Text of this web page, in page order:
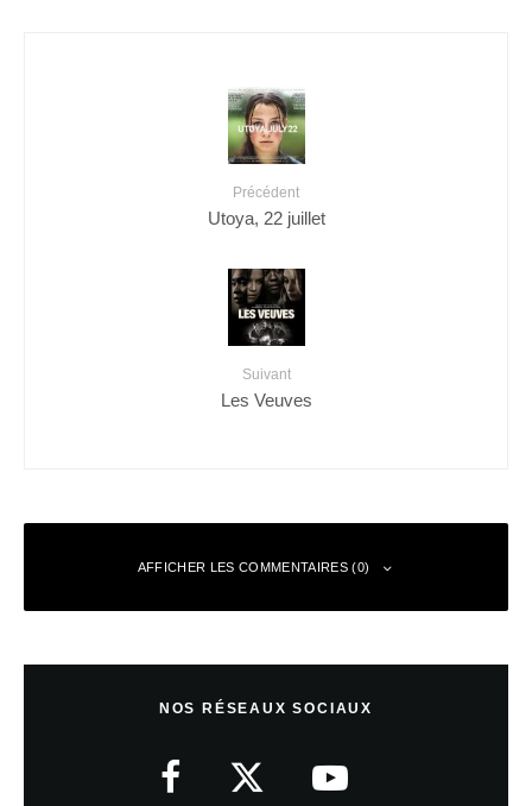
Précédent
Utoya, 22 juillet
Suivant
Les Veuves
AFFICHER LES COMMENTAIRES (0)
NOS RÉSEAUX SOCIAUX